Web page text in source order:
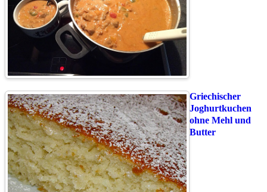
Griechischer
Joghurtkuchen
ohne Mehl und
Butter